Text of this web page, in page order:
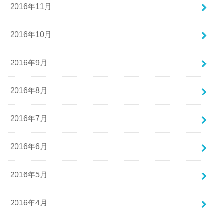
2016年11月
2016年10月
2016年9月
2016年8月
2016年7月
2016年6月
2016年5月
2016年4月